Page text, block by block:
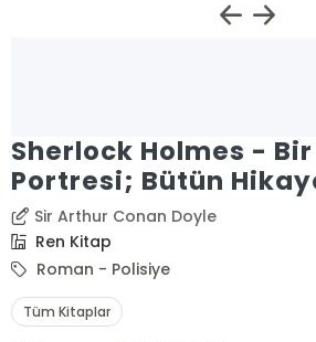
Sherlock Holmes -
Portresi; Bütün
Sir Arthur Conan Doyle
Ren Kitap
Roman - Polisiye
Tüm Kitaplar